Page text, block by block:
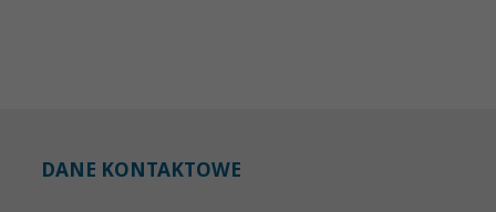
DANE KONTAKTOWE